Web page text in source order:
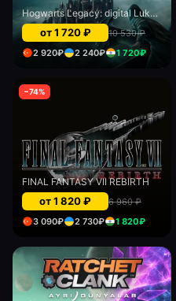
Hogwarts Legacy: digital Luks edition
от1 720₽ 10 530₽
2 920₽ 2 240₽ 1 720₽
−74%
FINAL FANTASY VII REBIRTH
от1 820₽ 6 960₽
3 090₽ 2 730₽ 1 820₽